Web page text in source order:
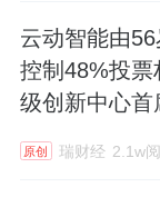
云动智能由
控制48%投票
级创新中心首
原创 瑞财经 2.1w